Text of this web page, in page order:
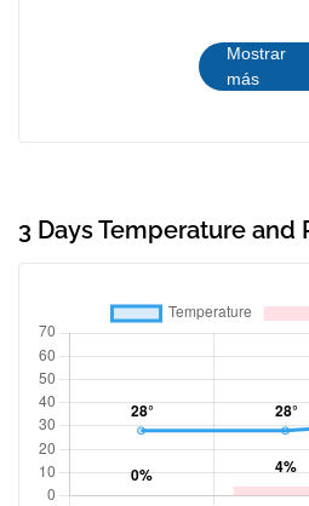
Mostrar
más
3 Days Temperature and